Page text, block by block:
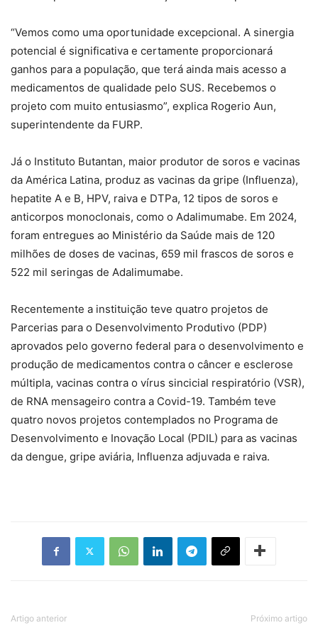
“Vemos como uma oportunidade excepcional. A sinergia
potencial é significativa e certamente proporcionará
ganhos para a população, que terá ainda mais acesso a
medicamentos de qualidade pelo SUS. Recebemos o
projeto com muito entusiasmo”, explica Rogerio Aun,
superintendente da FURP.
Já o Instituto Butantan, maior produtor de soros e vacinas
da América Latina, produz as vacinas da gripe (Influenza),
hepatite A e B, HPV, raiva e DTPa, 12 tipos de soros e
anticorpos monoclonais, como o Adalimumabe. Em 2024,
foram entregues ao Ministério da Saúde mais de 120
milhões de doses de vacinas, 659 mil frascos de soros e
522 mil seringas de Adalimumabe.
Recentemente a instituição teve quatro projetos de
Parcerias para o Desenvolvimento Produtivo (PDP)
aprovados pelo governo federal para o desenvolvimento e
produção de medicamentos contra o câncer e esclerose
múltipla, vacinas contra o vírus sincicial respiratório (VSR),
de RNA mensageiro contra a Covid-19. Também teve
quatro novos projetos contemplados no Programa de
Desenvolvimento e Inovação Local (PDIL) para as vacinas
da dengue, gripe aviária, Influenza adjuvada e raiva.
Artigo anterior Próximo artigo